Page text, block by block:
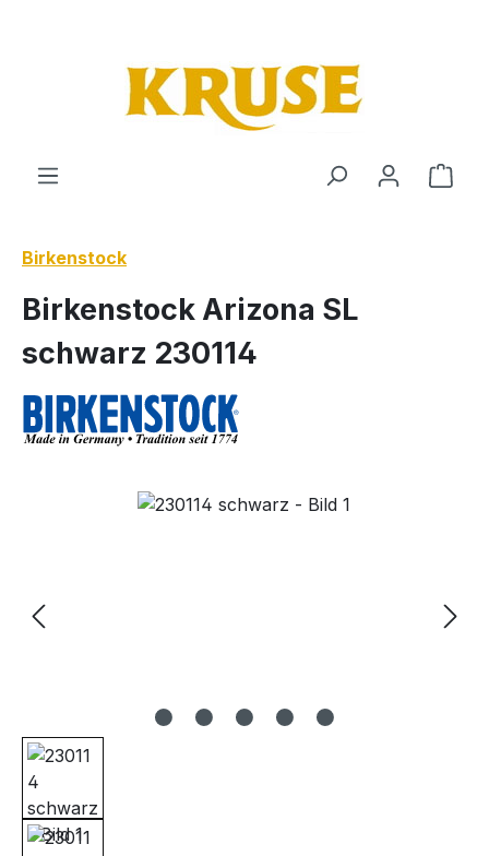
Birkenstock
Birkenstock Arizona SL
schwarz 230114
Bildergalerie überspringen